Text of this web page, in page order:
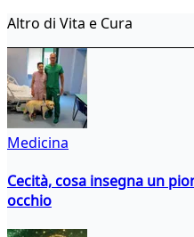
Altro di Vita e Cura
Medicina
Cecità, cosa insegna un
occhio